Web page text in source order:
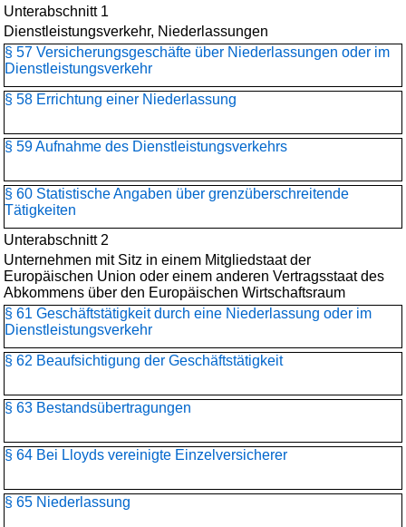
Unterabschnitt 1
Dienstleistungsverkehr, Niederlassungen
§ 57 Versicherungsgeschäfte über Niederlassungen oder im
Dienstleistungsverkehr
§ 58 Errichtung einer Niederlassung
§ 59 Aufnahme des Dienstleistungsverkehrs
§ 60 Statistische Angaben über grenzüberschreitende
Tätigkeiten
Unterabschnitt 2
Unternehmen mit Sitz in einem Mitgliedstaat der
Europäischen Union oder einem anderen Vertragsstaat des
Abkommens über den Europäischen Wirtschaftsraum
§ 61 Geschäftstätigkeit durch eine Niederlassung oder im
Dienstleistungsverkehr
§ 62 Beaufsichtigung der Geschäftstätigkeit
§ 63 Bestandsübertragungen
§ 64 Bei Lloyds vereinigte Einzelversicherer
§ 65 Niederlassung